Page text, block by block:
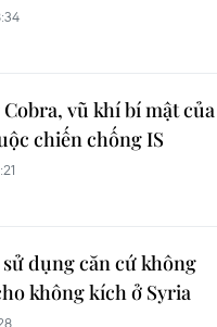
vũ khí bí mật của
chiến chống IS
dụng căn cứ không
không kích ở Syria